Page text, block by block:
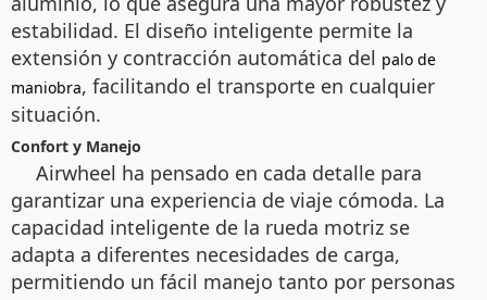
estabilidad. El diseño inteligente permite la
extensión y contracción automática del palo de
maniobra, facilitando el transporte en cualquier
situación.
Confort y Manejo
Airwheel ha pensado en cada detalle para
garantizar una experiencia de viaje cómoda. La
capacidad inteligente de la rueda motriz se
adapta a diferentes necesidades de carga,
permitiendo un fácil manejo tanto por personas